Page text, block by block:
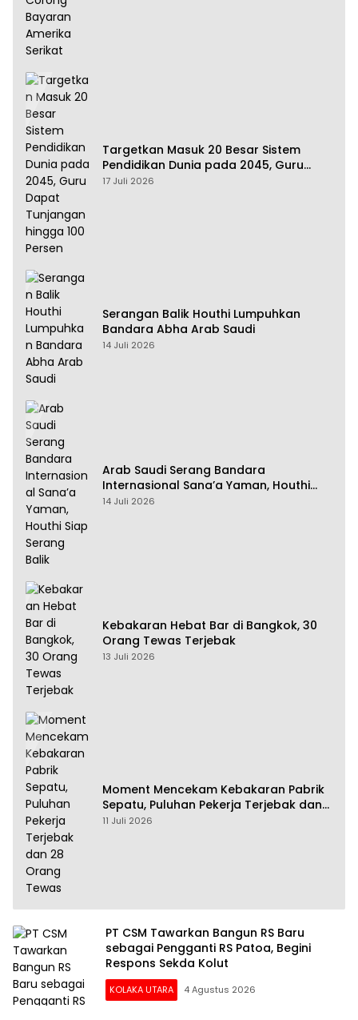
Targetkan Masuk 20 Besar Sistem
Pendidikan Dunia pada 2045, Guru
Dapat Tunjangan hingga 100 Persen
17 Juli 2026
Serangan Balik Houthi Lumpuhkan
Bandara Abha Arab Saudi
14 Juli 2026
Arab Saudi Serang Bandara
Internasional Sana’a Yaman, Houthi
Siap Serang Balik
14 Juli 2026
Kebakaran Hebat Bar di Bangkok, 30
Orang Tewas Terjebak
13 Juli 2026
Moment Mencekam Kebakaran Pabrik
Sepatu, Puluhan Pekerja Terjebak dan
28 Orang Tewas
11 Juli 2026
PT CSM Tawarkan Bangun RS Baru
sebagai Pengganti RS Patoa, Begini
Respons Sekda Kolut
KOLAKA UTARA 4 Agustus 2026